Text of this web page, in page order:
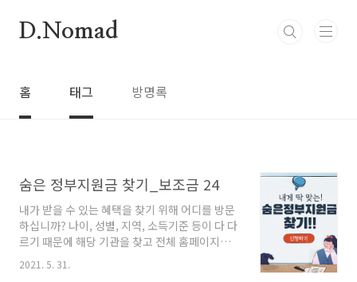
D.Nomad
홈 태그 방명록
숨은 정부지원금 찾기_보조금 24
내가 받을 수 있는 혜택을 찾기 위해 어디를 방문
하십니까? 나이, 성별, 지역, 소득기준 등이 다 다
르기 때문에 해당 기관을 찾고 전체 홈페이지에
서 수많은 공고 문중에서 혜택이 가능한 공고문
을 찾기는 번거롭고 힘들 수 있습니다. 최근에는
2021. 5. 31.